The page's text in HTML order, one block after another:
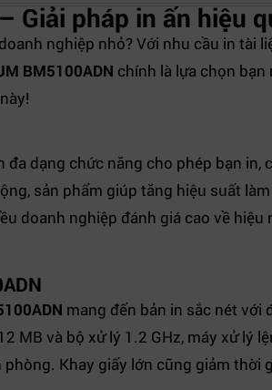
Giải pháp in ấn hiệu
nghiệp nhỏ? Với nhu cầu in tài
BM5100ADN chính là lựa chọn bạn
đa dạng chức năng cho phép bạn in,
sản phẩm giúp tăng hiệu suất
doanh nghiệp đánh giá cao về hiệu
mang đến bản in sắc nét với
MB và bộ xử lý 1.2 GHz, máy xử lý
Khay giấy lớn cũng giảm thời